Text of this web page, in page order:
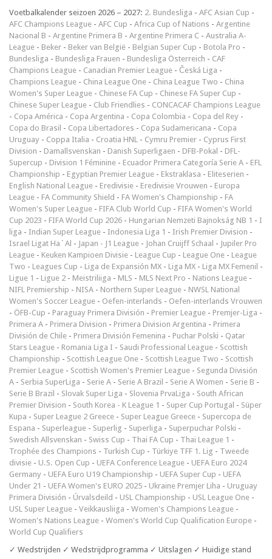
Voetbalkalender seizoen 2026 – 2027: 2. Bundesliga - AFC Asian Cup -
AFC Champions League - AFC Cup - Africa Cup of Nations - Argentine
Nacional B - Argentine Primera B - Argentine Primera C - Australia A-
League - Beker - Beker van België - Belgian Super Cup - Botola Pro -
Bundesliga - Bundesliga Frauen - Bundesliga Österreich - CAF
Champions League - Canadian Premier League - Česká Liga -
Champions League - China League One - China League Two - China
Women's Super League - Chinese FA Cup - Chinese FA Super Cup -
Chinese Super League - Club Friendlies - CONCACAF Champions League
- Copa América - Copa Argentina - Copa Colombia - Copa del Rey -
Copa do Brasil - Copa Libertadores - Copa Sudamericana - Copa
Uruguay - Coppa Italia - Croatia HNL - Cymru Premier - Cyprus First
Division - Damallsvenskan - Danish Superligaen - DFB-Pokal - DFL-
Supercup - Division 1 Féminine - Ecuador Primera Categoría Serie A - EFL
Championship - Egyptian Premier League - Ekstraklasa - Eliteserien -
English National League - Eredivisie - Eredivisie Vrouwen - Europa
League - FA Community Shield - FA Women's Championship - FA
Women's Super League - FIFA Club World Cup - FIFA Women's World
Cup 2023 - FIFA World Cup 2026 - Hungarian Nemzeti Bajnokság NB 1 - I
liga - Indian Super League - Indonesia Liga 1 - Irish Premier Division -
Israel Ligat Ha`Al - Japan - J1 League - Johan Cruijff Schaal - Jupiler Pro
League - Keuken Kampioen Divisie - League Cup - League One - League
Two - Leagues Cup - Liga de Expansión MX - Liga MX - Liga MX Femenil -
Ligue 1 - Ligue 2 - Meistriliiga - MLS - MLS Next Pro - Nations League -
NIFL Premiership - NISA - Northern Super League - NWSL National
Women's Soccer League - Oefen-interlands - Oefen-interlands Vrouwen
- ÖFB-Cup - Paraguay Primera División - Premier League - Premjer-Liga -
Primera A - Primera Division - Primera Division Argentina - Primera
División de Chile - Primera División Femenina - Puchar Polski - Qatar
Stars League - Romania Liga I - Saudi Professional League - Scottish
Championship - Scottish League One - Scottish League Two - Scottish
Premier League - Scottish Women's Premier League - Segunda División
A - Serbia SuperLiga - Serie A - Serie A Brazil - Serie A Women - Serie B -
Serie B Brazil - Slovak Super Liga - Slovenia PrvaLiga - South African
Premier Division - South Korea - K League 1 - Super Cup Portugal - Süper
Kupa - Super League 2 Greece - Super League Greece - Supercopa de
Espana - Superleague - Superlig - Superliga - Superpuchar Polski -
Swedish Allsvenskan - Swiss Cup - Thai FA Cup - Thai League 1 -
Trophée des Champions - Turkish Cup - Türkiye TFF 1. Lig - Tweede
divisie - U.S. Open Cup - UEFA Conference League - UEFA Euro 2024
Germany - UEFA Euro U19 Championship - UEFA Super Cup - UEFA
Under 21 - UEFA Women's EURO 2025 - Ukraine Premjer Liha - Uruguay
Primera División - Úrvalsdeild - USL Championship - USL League One -
USL Super League - Veikkausliiga - Women's Champions League -
Women's Nations League - Women's World Cup Qualification Europe -
World Cup Qualifiers
✓ Wedstrijden ✓ Wedstrijdprogramma ✓ Uitslagen ✓ Huidige stand